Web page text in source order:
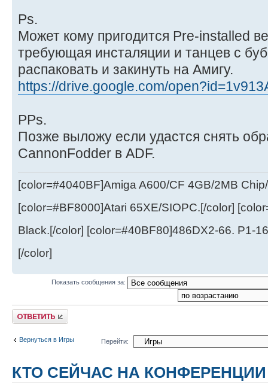
Ps.
Может кому пригодится Pre-installed
требующая инсталяции и танцев с
распаковать и закинуть на Амигу.
https://drive.google.com/
PPs.
Позже выложу если удастся снять
CannonFodder в ADF.
[color=#4040BF]Amiga A600/CF 4GB/2MB
[color=#BF8000]Atari 65XE/SIOPC.[/color]
Black.[/color] [color=#40BF80]486DX2-66. P1-
[/color]
Показать сообщения за:
Ответить
Вернуться в Игры Перейти:
КТО СЕЙЧАС НА КОНФЕРЕНЦИИ